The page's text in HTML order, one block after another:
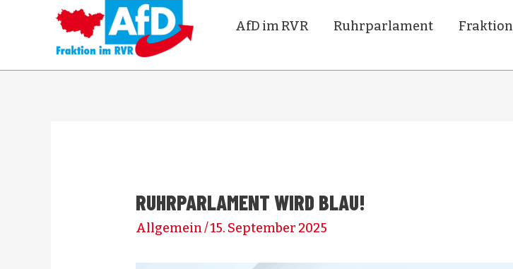
AfD im RVR Ruhrparlament Fraktion
RUHRPARLAMENT WIRD BLAU!
Allgemein/15. September 2025